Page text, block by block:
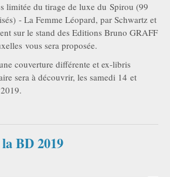
limitée du tirage de luxe du Spirou (99
- La Femme Léopard, par Schwartz et
sur le stand des Editions Bruno GRAFF
vous sera proposée.
couverture différente et ex-libris
sera à découvrir, les samedi 14 et
la BD 2019